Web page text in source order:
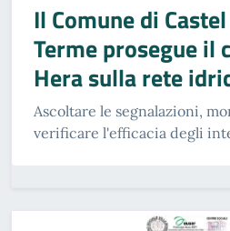
Il Comune di
Terme prosegue il
Hera sulla rete
Ascoltare le segnalazioni,
verificare l'efficacia degli